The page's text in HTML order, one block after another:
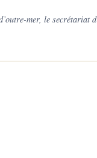
mer, le